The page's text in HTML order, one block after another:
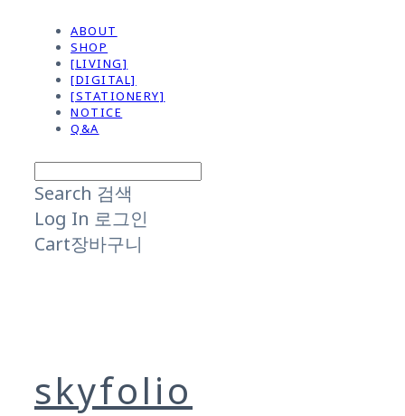
ABOUT
SHOP
[LIVING]
[DIGITAL]
[STATIONERY]
NOTICE
Q&A
Search 검색
Log In 로그인
Cart장바구니
skyfolio